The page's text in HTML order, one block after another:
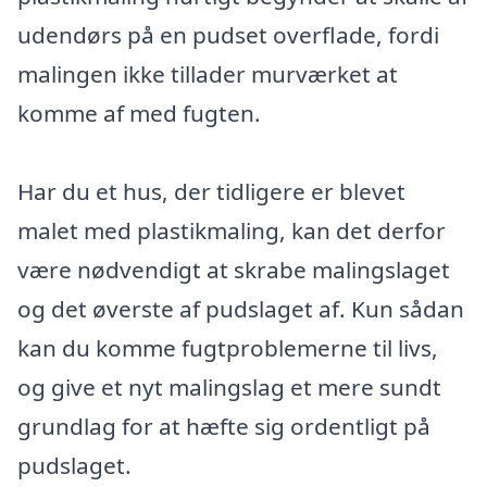
udendørs på en pudset overflade, fordi
malingen ikke tillader murværket at
komme af med fugten.
Har du et hus, der tidligere er blevet
malet med plastikmaling, kan det derfor
være nødvendigt at skrabe malingslaget
og det øverste af pudslaget af. Kun sådan
kan du komme fugtproblemerne til livs,
og give et nyt malingslag et mere sundt
grundlag for at hæfte sig ordentligt på
pudslaget.